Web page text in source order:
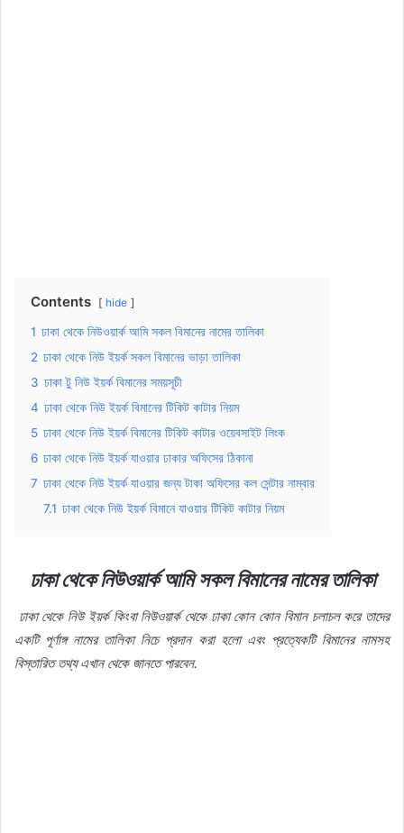
Contents hide
1 ঢাকা থেকে নিউওয়ার্ক আমি সকল বিমানের নামের তালিকা
2 ঢাকা থেকে নিউ ইয়র্ক সকল বিমানের ভাড়া তালিকা
3 ঢাকা টু নিউ ইয়র্ক বিমানের সময়সূচী
4 ঢাকা থেকে নিউ ইয়র্ক বিমানের টিকিট কাটার নিয়ম
5 ঢাকা থেকে নিউ ইয়র্ক বিমানের টিকিট কাটার ওয়েবসাইট লিংক
6 ঢাকা থেকে নিউ ইয়র্ক যাওয়ার ঢাকার অফিসের ঠিকানা
7 ঢাকা থেকে নিউ ইয়র্ক যাওয়ার জন্য টাকা অফিসের কল সেন্টার নাম্বার
7.1 ঢাকা থেকে নিউ ইয়র্ক বিমানে যাওয়ার টিকিট কাটার নিয়ম
ঢাকাথেকেনিউওয়ার্কআমি সকল বিমানেরনামেরতালিকা
ঢাকা থেকে নিউ ইয়র্ক কিংবা নিউওয়ার্ক থেকে ঢাকা কোন কোন বিমান চলাচল করে তাদের
একটি পূর্ণাঙ্গ নামের তালিকা নিচে প্রদান করা হলো এবং প্রত্যেকটি বিমানের নামসহ
বিস্তারিত তথ্য এখান থেকে জানতে পারবেন.